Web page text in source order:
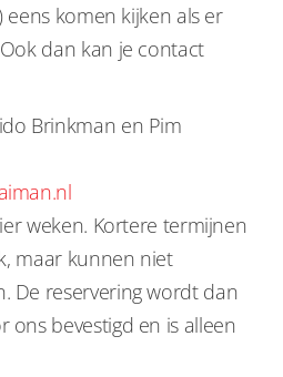
eens komen kijken als er
dan kan je contact
Brinkman en Pim
weken. Kortere termijnen
maar kunnen niet
De reservering wordt dan
ons bevestigd en is alleen